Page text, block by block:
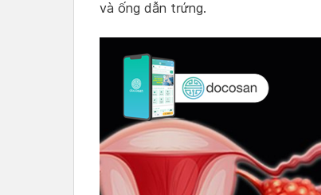
và ống dẫn trứng.